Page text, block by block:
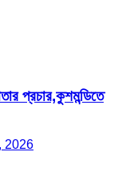
প্রচার,কুশমন্ডিতে
2026